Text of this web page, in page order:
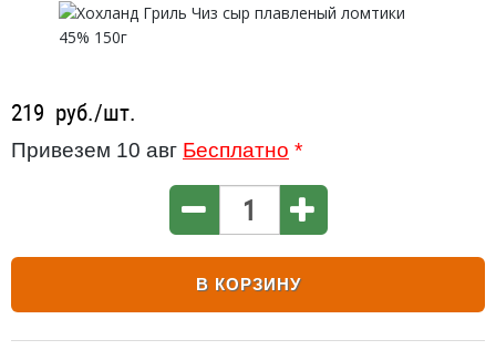
219 руб./шт.
Привезем 10 авг Бесплатно *
В КОРЗИНУ